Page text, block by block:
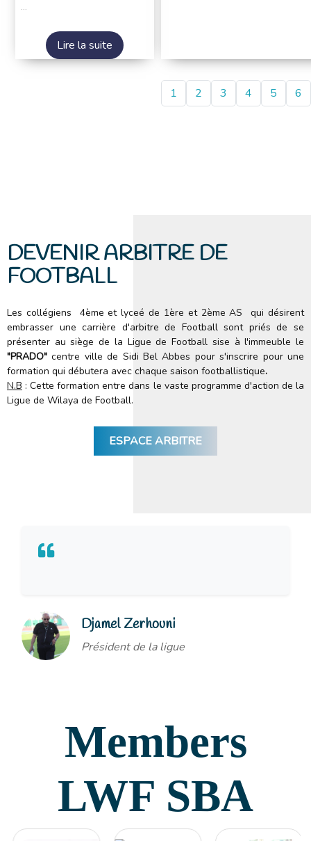
...
Lire la suite
1 2 3 4 5 6
DEVENIR ARBITRE DE
FOOTBALL
Les collégiens 4ème et lyceé de 1ère et 2ème AS
qui désirent
embrasser une carrière d'arbitre de Football sont priés de se
présenter au siège de la Ligue de Football sise à l'immeuble le
"PRADO"centre ville de Sidi Bel Abbes pour s'inscrire pour une
formation qui débutera avec chaque saison footballistique.
N.B : Cette formation entre dans le vaste programme d'action de la
Ligue de Wilaya de Football.
ESPACE ARBITRE
Djamel Zerhouni
Président de la ligue
Members
LWF SBA